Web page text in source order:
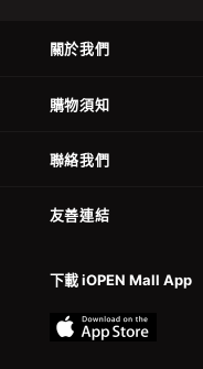
關於我們
購物須知
聯絡我們
友善連結
下載 iOPEN Mall App